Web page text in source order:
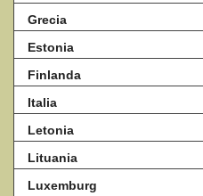
Grecia
Estonia
Finlanda
Italia
Letonia
Lituania
Luxemburg